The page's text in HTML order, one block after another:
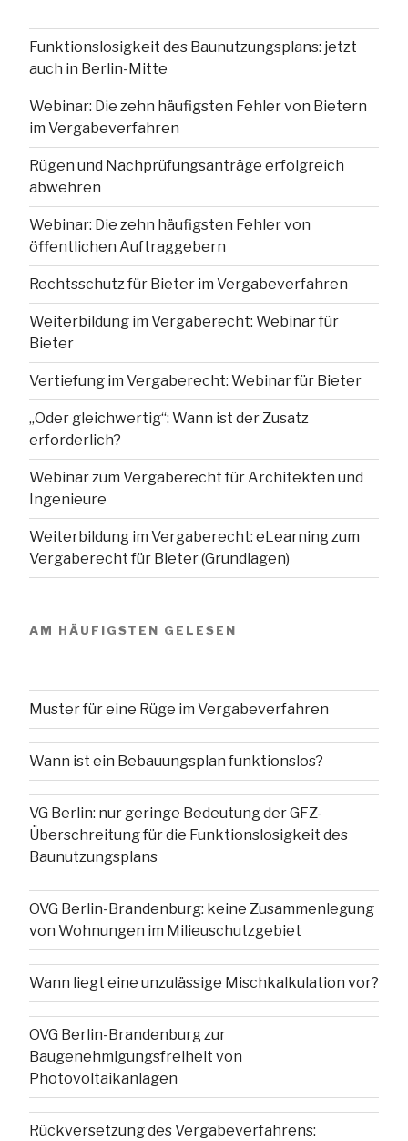
Funktionslosigkeit des Baunutzungsplans: jetzt
auch in Berlin-Mitte
Webinar: Die zehn häufigsten Fehler von Bietern
im Vergabeverfahren
Rügen und Nachprüfungsanträge erfolgreich
abwehren
Webinar: Die zehn häufigsten Fehler von
öffentlichen Auftraggebern
Rechtsschutz für Bieter im Vergabeverfahren
Weiterbildung im Vergaberecht: Webinar für
Bieter
Vertiefung im Vergaberecht: Webinar für Bieter
„Oder gleichwertig“: Wann ist der Zusatz
erforderlich?
Webinar zum Vergaberecht für Architekten und
Ingenieure
Weiterbildung im Vergaberecht: eLearning zum
Vergaberecht für Bieter (Grundlagen)
AM HÄUFIGSTEN GELESEN
Muster für eine Rüge im Vergabeverfahren
Wann ist ein Bebauungsplan funktionslos?
VG Berlin: nur geringe Bedeutung der GFZ-
Überschreitung für die Funktionslosigkeit des
Baunutzungsplans
OVG Berlin-Brandenburg: keine Zusammenlegung
von Wohnungen im Milieuschutzgebiet
Wann liegt eine unzulässige Mischkalkulation vor?
OVG Berlin-Brandenburg zur
Baugenehmigungsfreiheit von
Photovoltaikanlagen
Rückversetzung des Vergabeverfahrens: